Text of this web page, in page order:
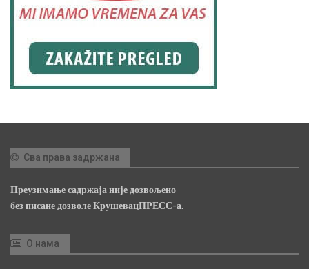
Сва права задржана
Преузимање садржаја није дозвољено
без писане дозволе КрушевацПРЕСС-а.
О нама